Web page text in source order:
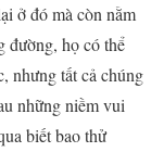
ở đó mà còn nằm
đường, họ có thể
nhưng tất cả chúng
những niềm vui
biết bao thử